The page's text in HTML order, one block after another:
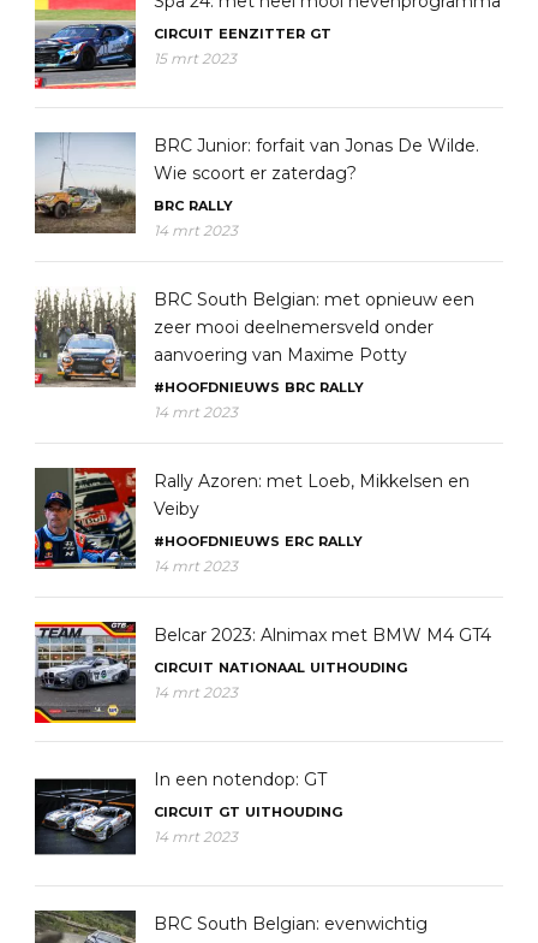
CIRCUIT EENZITTER GT
15 mrt 2023
BRC Junior: forfait van Jonas De Wilde.
Wie scoort er zaterdag?
BRC RALLY
14 mrt 2023
BRC South Belgian: met opnieuw een
zeer mooi deelnemersveld onder
aanvoering van Maxime Potty
#HOOFDNIEUWS BRC RALLY
14 mrt 2023
Rally Azoren: met Loeb, Mikkelsen en
Veiby
#HOOFDNIEUWS ERC RALLY
14 mrt 2023
Belcar 2023: Alnimax met BMW M4 GT4
CIRCUIT NATIONAAL UITHOUDING
14 mrt 2023
In een notendop: GT
CIRCUIT GT UITHOUDING
14 mrt 2023
BRC South Belgian: evenwichtig